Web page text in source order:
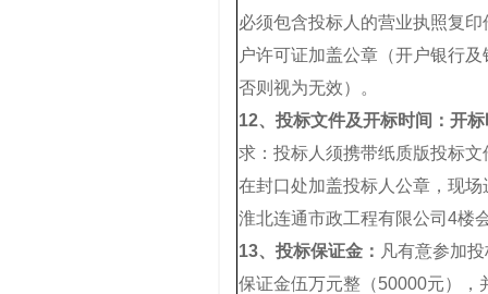
必须包含投标人的营业执照复
户许可证加盖公章（开户银行
否则视为无效）。
12、 投标文件及开标时间：开
求：投标人须携带纸质版投标
在封口处加盖投标人公章，现
淮北连通市政工程有限公司4楼
13、 投标保证金： 凡有意参加
保证金伍万元整（50000元），